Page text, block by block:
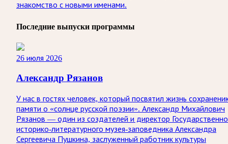
знакомство с новыми именами.
Последние выпуски программы
26 июля 2026
Александр Рязанов
У нас в гостях человек, который посвятил жизнь
памяти о «солнце русской поэзии». Александр Михайлович
Рязанов — один из создателей и директор
историко‑литературного музея‑заповедника Александра
Сергеевича Пушкина, заслуженный работник культуры